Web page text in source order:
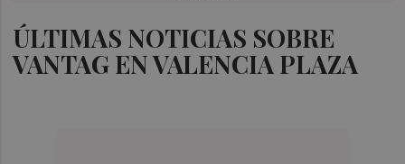
ÚLTIMAS NOTICIAS SOBRE
VANTAG EN VALENCIA PLAZA